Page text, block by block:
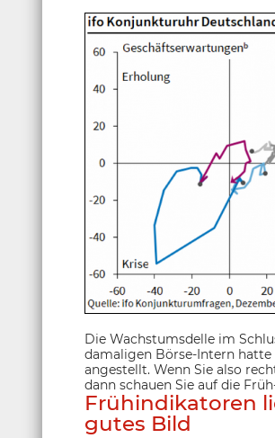
Die Wachstumsdelle im
damaligen Börse-Intern
angestellt. Wenn Sie also
dann schauen Sie auf die
Frühindikatoren
gutes Bild